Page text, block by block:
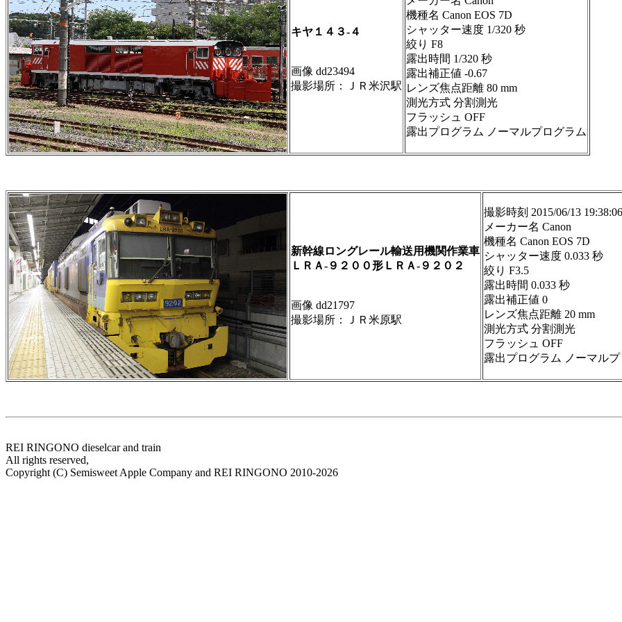
キヤ１４３-４
画像 dd23494
撮影場所：ＪＲ米沢駅
機種名 Canon EOS 7D
シャッター速度 1/320 秒
絞り F8
露出時間 1/320 秒
露出補正値 -0.67
レンズ焦点距離 80 mm
測光方式 分割測光
フラッシュ OFF
露出プログラム ノーマルプログラム
新幹線ロングレール輸送用機関作業車
ＬＲＡ-９２００形ＬＲＡ-９２０２
画像 dd21797
撮影場所：ＪＲ米原駅
撮影時刻 2015/06/13 19:38:06
メーカー名 Canon
機種名 Canon EOS 7D
シャッター速度 0.033 秒
絞り F3.5
露出時間 0.033 秒
露出補正値 0
レンズ焦点距離 20 mm
測光方式 分割測光
フラッシュ OFF
露出プログラム ノーマル
REI RINGONO dieselcar and train
All rights reserved,
Copyright (C) Semisweet Apple Company and REI RINGONO 2010-2026